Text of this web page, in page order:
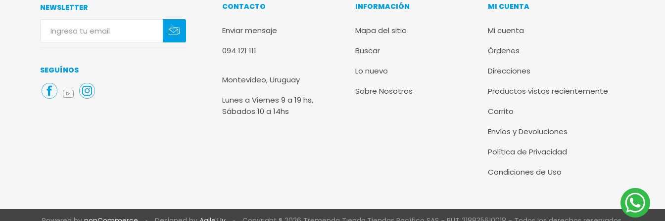
NEWSLETTER
SEGUÍNOS
CONTACTO
Enviar mensaje
094 121 111
Montevideo, Uruguay
Lunes a Viernes 9 a 19 hs,
Sábados 10 a 14hs
INFORMACIÓN
Mapa del sitio
Buscar
Lo nuevo
Sobre Nosotros
MI CUENTA
Mi cuenta
Órdenes
Direcciones
Productos vistos recientemente
Carrito
Envíos y Devoluciones
Política de Privacidad
Condiciones de Uso